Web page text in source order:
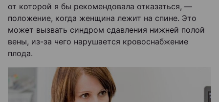
от которой я бы рекомендовала отказаться, —
положение, когда женщина лежит на спине. Это
может вызвать синдром сдавления нижней полой
вены, из-за чего нарушается кровоснабжение
плода.